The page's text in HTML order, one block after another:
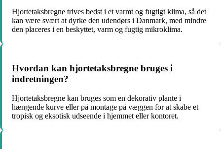
Hjortetaksbregne trives bedst i et varmt og fugtigt klima, så det
kan være svært at dyrke den udendørs i Danmark, med mindre
den placeres i en beskyttet, varm og fugtig mikroklima.
Hvordan kan hjortetaksbregne bruges i
indretningen?
Hjortetaksbregne kan bruges som en dekorativ plante i
hængende kurve eller på montage på væggen for at skabe et
tropisk og eksotisk udseende i hjemmet eller kontoret.